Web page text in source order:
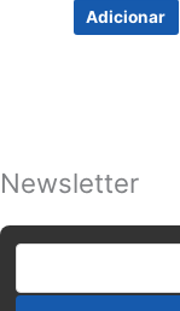
Adicionar
Newsletter